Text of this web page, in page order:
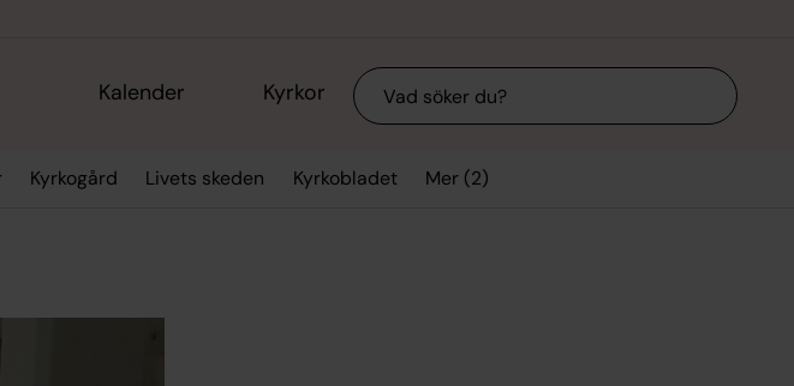
Kalender Kyrkor Sök
Kyrkogård Livets skeden Kyrkobladet Mer (2)